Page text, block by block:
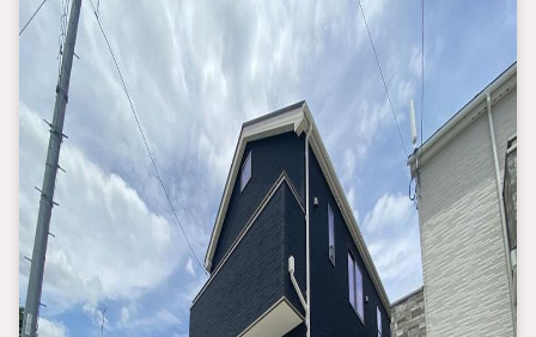
（2）本日4日以内をご希望の方は
「ご要望・ご質問欄」に希望日時をご記入ください！
【主要不動産流通各社の2025年度中間期の売買仲介実績におい
て、全国第9位の売買仲介実績です】
※住宅新報より
たくさんのお客様からのお言葉に感謝してこれからも楽しく素敵
なお家探しをお約束します。
お家探しを始めてみようと思われたらまずは、お気軽に東宝ハウ
ス町田に相談してみませんか？
スタッフ一同お客様のお問合せをお待ちしております。